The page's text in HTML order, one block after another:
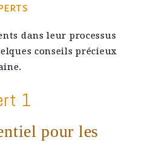
dans leur processus
conseils précieux
1
pour les